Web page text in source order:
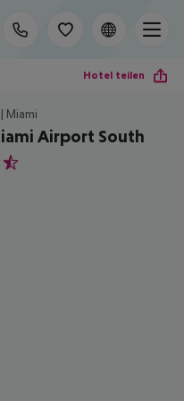
Hotel teilen
Miami
Airport South